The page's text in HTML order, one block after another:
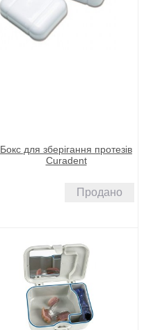
Бокс для зберігання протезів
Curadent
Продано